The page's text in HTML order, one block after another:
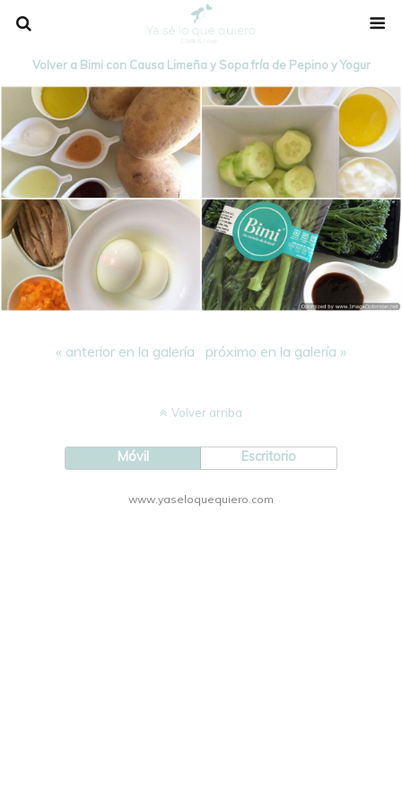
Volver a Bimi con Causa Limeña y Sopa fría de Pepino y Yogur
« anterior en la galería próximo en la galería »
Volver arriba
Móvil Escritorio
www.yaseloquequiero.com